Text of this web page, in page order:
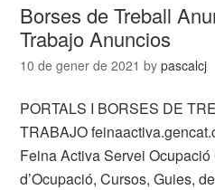
Borses de Treball
Trabajo Anuncios
10 de gener de 2021 bypascalcj
PORTALS I BORSES DE
TRABAJO
Feina Activa Servei
d’Ocupació, Cursos, Guies,